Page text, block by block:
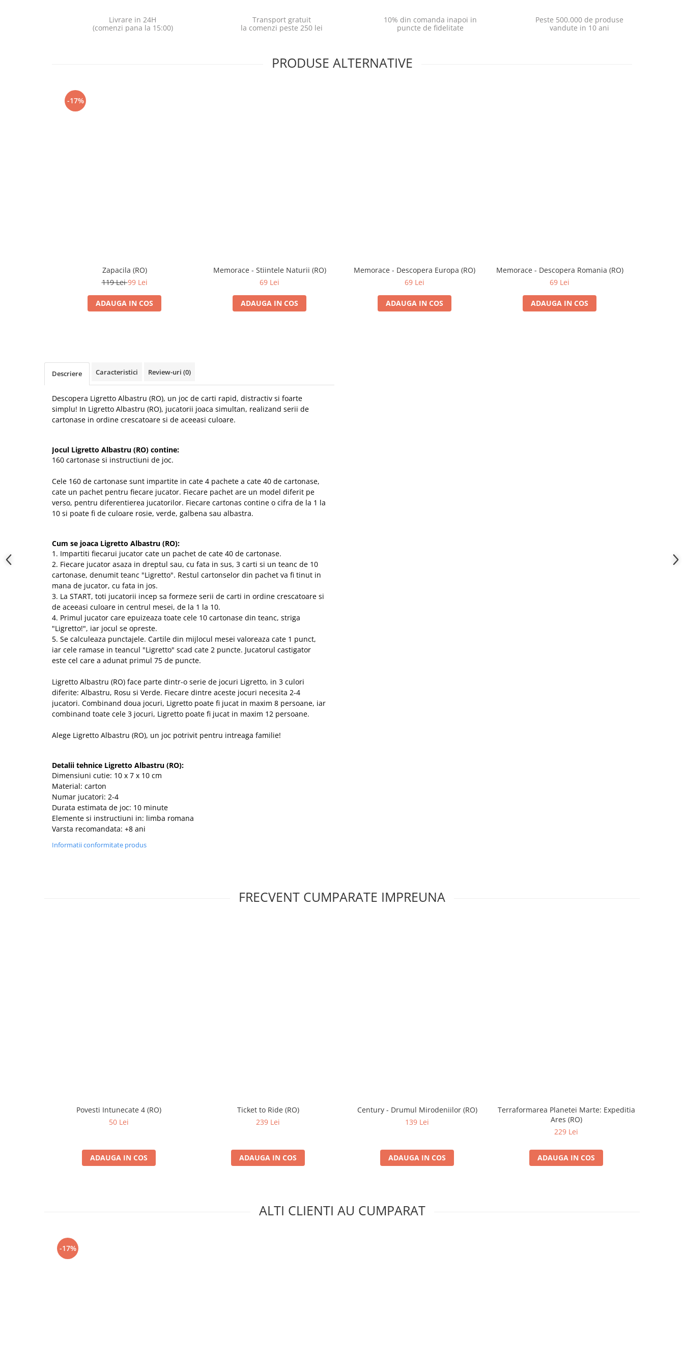
Livrare in 24H
(comenzi pana la 15:00)
Transport gratuit
la comenzi peste 250 lei
10% din comanda inapoi in
puncte de fidelitate
Peste 500.000 de produse
vandute in 10 ani
PRODUSE ALTERNATIVE
-17%
Zapacila (RO)
119 Lei99 Lei
ADAUGA IN COS
Memorace - Stiintele Naturii (RO)
69 Lei
ADAUGA IN COS
Memorace - Descopera Europa (RO)
69 Lei
ADAUGA IN COS
Memorace - Descopera Romania (RO)
69 Lei
ADAUGA IN COS
Descriere Caracteristici Review-uri (0)
Descopera Ligretto Albastru (RO), un joc de carti rapid, distractiv si foarte
simplu! In Ligretto Albastru (RO), jucatorii joaca simultan, realizand serii de
cartonase in ordine crescatoare si de aceeasi culoare.
Jocul Ligretto Albastru (RO) contine:
160 cartonase si instructiuni de joc.
Cele 160 de cartonase sunt impartite in cate 4 pachete a cate 40 de cartonase,
cate un pachet pentru fiecare jucator. Fiecare pachet are un model diferit pe
verso, pentru diferentierea jucatorilor. Fiecare cartonas contine o cifra de la 1 la
10 si poate fi de culoare rosie, verde, galbena sau albastra.
Cum se joaca Ligretto Albastru (RO):
1. Impartiti fiecarui jucator cate un pachet de cate 40 de cartonase.
2. Fiecare jucator asaza in dreptul sau, cu fata in sus, 3 carti si un teanc de 10
cartonase, denumit teanc "Ligretto". Restul cartonselor din pachet va fi tinut in
mana de jucator, cu fata in jos.
3. La START, toti jucatorii incep sa formeze serii de carti in ordine crescatoare si
de aceeasi culoare in centrul mesei, de la 1 la 10.
4. Primul jucator care epuizeaza toate cele 10 cartonase din teanc, striga
"Ligretto!", iar jocul se opreste.
5. Se calculeaza punctajele. Cartile din mijlocul mesei valoreaza cate 1 punct,
iar cele ramase in teancul "Ligretto" scad cate 2 puncte. Jucatorul castigator
este cel care a adunat primul 75 de puncte.
Ligretto Albastru (RO) face parte dintr-o serie de jocuri Ligretto, in 3 culori
diferite: Albastru, Rosu si Verde. Fiecare dintre aceste jocuri necesita 2-4
jucatori. Combinand doua jocuri, Ligretto poate fi jucat in maxim 8 persoane, iar
combinand toate cele 3 jocuri, Ligretto poate fi jucat in maxim 12 persoane.
Alege Ligretto Albastru (RO), un joc potrivit pentru intreaga familie!
Detalii tehnice Ligretto Albastru (RO):
Dimensiuni cutie: 10 x 7 x 10 cm
Material: carton
Numar jucatori: 2-4
Durata estimata de joc: 10 minute
Elemente si instructiuni in: limba romana
Varsta recomandata: +8 ani
Informatii conformitate produs
FRECVENT CUMPARATE IMPREUNA
Povesti Intunecate 4 (RO)
50 Lei
ADAUGA IN COS
Ticket to Ride (RO)
239 Lei
ADAUGA IN COS
Century - Drumul Mirodeniilor (RO)
139 Lei
ADAUGA IN COS
Terraformarea Planetei Marte: Expeditia
Ares (RO)
229 Lei
ADAUGA IN COS
ALTI CLIENTI AU CUMPARAT
-17%